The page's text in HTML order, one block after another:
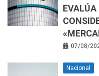
EVALÚA
07/08/
Nacional